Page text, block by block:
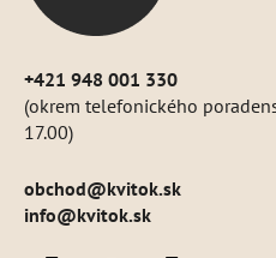
+421 948 001 330
(okrem telefonického
17.00)
obchod@kvitok.sk
info@kvitok.sk